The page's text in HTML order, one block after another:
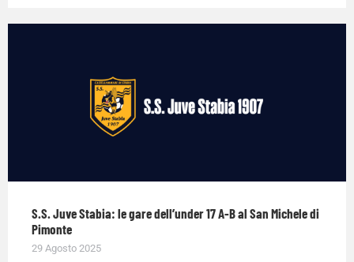
S.S. Juve Stabia: le gare dell’under 17 A-B al San Michele di
Pimonte
29 Agosto 2025